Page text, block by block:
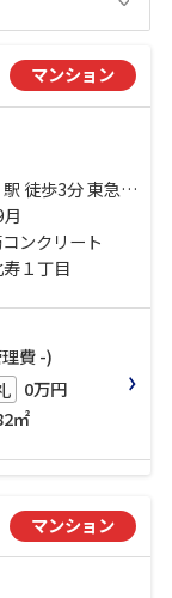
マンション
歩3分 東急東
分 日比谷
18分
ンクリート
１丁目
費 -)
0万円
㎡
マンション